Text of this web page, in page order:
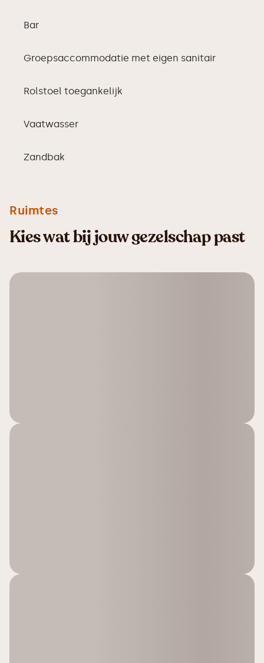
Bar
Groepsaccommodatie met eigen sanitair
Rolstoel toegankelijk
Vaatwasser
Zandbak
Ruimtes
Kies wat bij jouw gezelschap past